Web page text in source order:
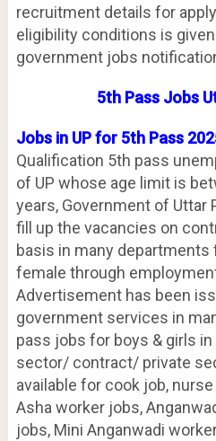
recruitment details for
eligibility conditions is
government jobs
5th Pass Jobs
Jobs in UP for 5th Pass
Qualification 5th pass
of UP whose age limit is
years, Government of Uttar
fill up the vacancies on
basis in many departments
female through
Advertisement has been
government services in
pass jobs for boys & girls
sector/ contract/ private
available for cook job,
Asha worker jobs,
jobs, Mini Anganwadi